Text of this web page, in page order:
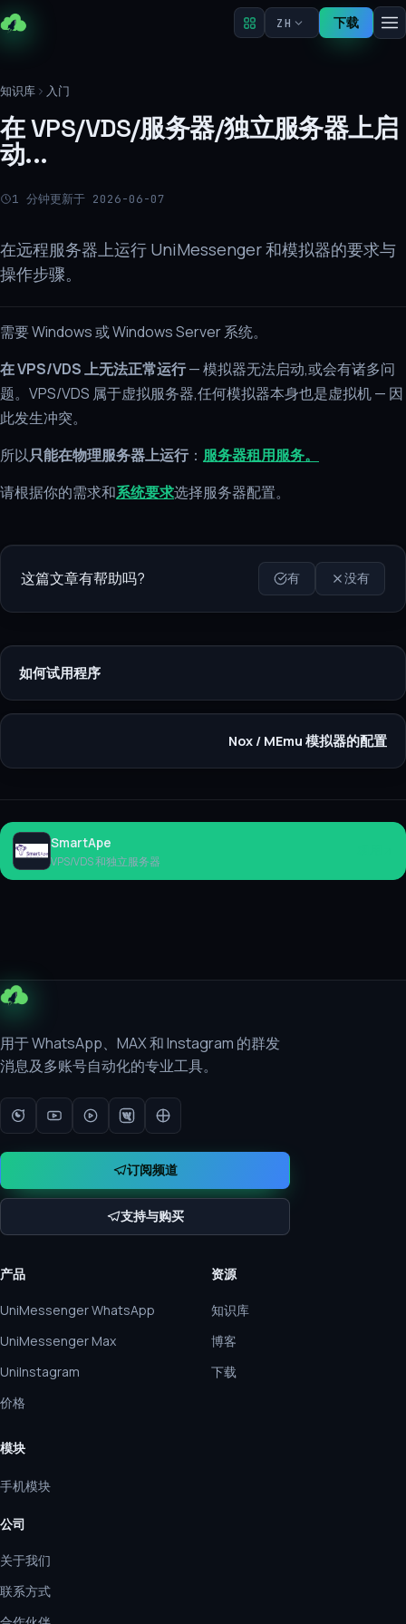
ZH 下载
知识库 入门
在 VPS/VDS/服务器/独立服务器上启
动...
1 分钟更新于 2026-06-07
在远程服务器上运行 UniMessenger 和模拟器的要求与
操作步骤。
需要 Windows 或 Windows Server 系统。
在 VPS/VDS 上无法正常运行— 模拟器无法启动,或会有诸多问
题。VPS/VDS 属于虚拟服务器,任何模拟器本身也是虚拟机 — 因
此发生冲突。
所以只能在物理服务器上运行： 服务器租用服务。
请根据你的需求和系统要求选择服务器配置。
这篇文章有帮助吗? 有 没有
如何试用程序
Nox / MEmu 模拟器的配置
SmartApe
VPS/VDS 和独立服务器
用于 WhatsApp、MAX 和 Instagram 的群发
消息及多账号自动化的专业工具。
订阅频道
支持与购买
产品
UniMessenger WhatsApp
UniMessenger Max
UniInstagram
价格
模块
手机模块
资源
知识库
博客
下载
公司
关于我们
联系方式